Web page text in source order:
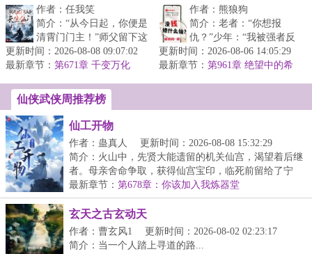
作者：任我笑
简介：“从今日起，你便是
清霄门门主！”师父留下这
句话后，就抛弃李清秋与
师弟、师妹们下山，独自
更新时间：2026-08-08 09:07:02
最新章节： 第671章 千变万化
作者：熊狼狗
简介：老者：“你想报
仇？”少年：“我被强者反
复侮辱，被师尊视为垃
圾，我怎么可能不想报
更新时间：2026-08-06 14:05:29
最新章节： 第961章 绝望中的希
仙侠武侠周推荐榜
仙工开物
作者：蛊真人
更新时间：2026-08-08 15:32:29
简介：火山中，先贤大能遗留的机关仙宫，渴望着后继
者。母亲舍命争取，获得仙宫宝印，临死前留给了宁
拙。...
最新章节： 第678章：你该加入我炼器堂
玄天之古玄动天
作者：曹玄风1
更新时间：2026-08-02 02:23:17
简介：当一个人踏上寻道的路...